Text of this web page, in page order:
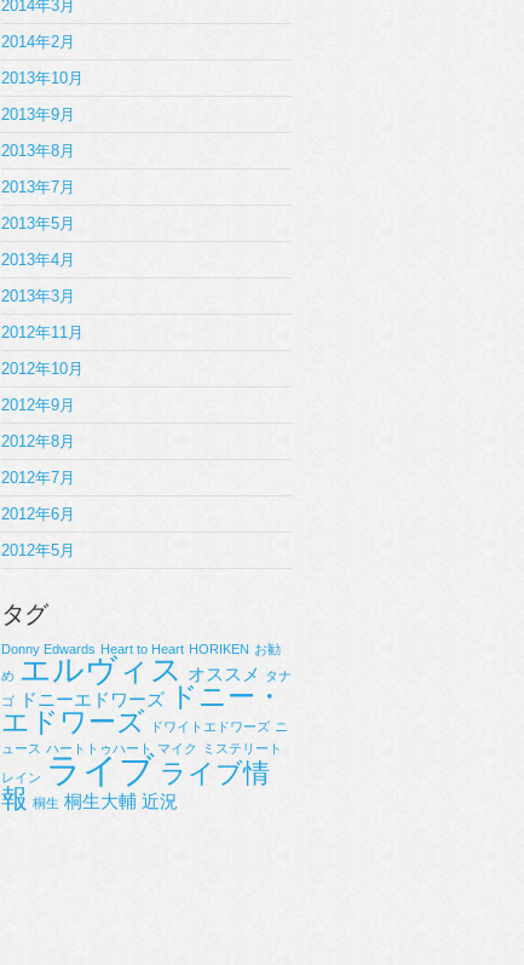
2014年3月
2014年2月
2013年10月
2013年9月
2013年8月
2013年7月
2013年5月
2013年4月
2013年3月
2012年11月
2012年10月
2012年9月
2012年8月
2012年7月
2012年6月
2012年5月
タグ
Donny Edwards Heart to Heart HORIKEN お勧
め エルヴィス オススメ
タナ
ゴ
ドニーエドワーズ
ドニー・
エドワーズ
ドワイトエドワーズ ニ
ュース ハートトゥハート マイク
ミステリート
レイン
ライブ ライブ情
報 桐生 桐生大輔 近況